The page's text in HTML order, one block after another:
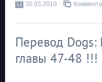
30.03.2010
Перевод Dogs:
главы 47-48 !!!